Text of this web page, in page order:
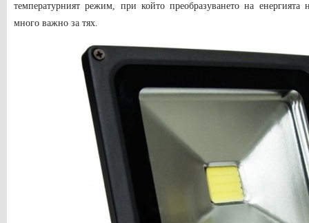
температурният режим, при който преобразуването на енергията
много важно за тях.